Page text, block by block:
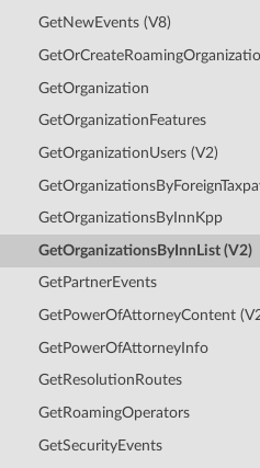
GetNewEvents (V8)
GetOrganization
GetOrganizationFeatures
GetOrganizationUsers (V2)
GetOrganizationsByInnKpp
GetOrganizationsByInnList (V2)
GetPartnerEvents
GetPowerOfAttorneyContent
GetPowerOfAttorneyInfo
GetResolutionRoutes
GetRoamingOperators
GetSecurityEvents